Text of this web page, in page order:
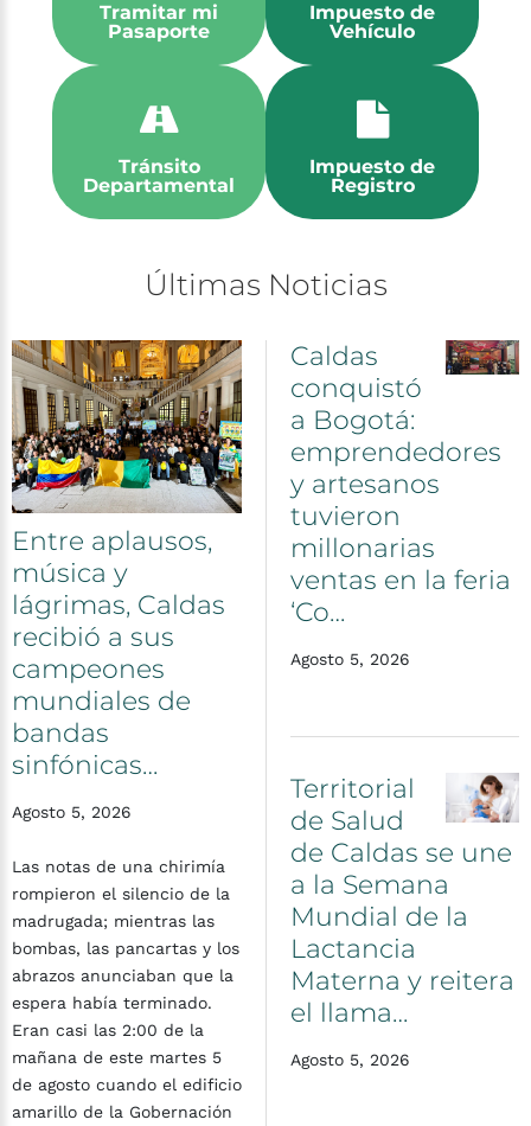
Tramitar mi
Pasaporte
Impuesto de
Vehículo
Tránsito
Departamental
Impuesto de
Registro
Últimas Noticias
Entre aplausos,
música y
lágrimas, Caldas
recibió a sus
campeones
mundiales de
bandas
sinfónicas…
Agosto 5, 2026
Las notas de una chirimía
rompieron el silencio de la
madrugada; mientras las
bombas, las pancartas y los
abrazos anunciaban que la
espera había terminado.
Eran casi las 2:00 de la
mañana de este martes 5
de agosto cuando el edificio
amarillo de la Gobernación
Caldas
conquistó
a Bogotá:
emprendedores
y artesanos
tuvieron
millonarias
ventas en la feria
‘Co…
Agosto 5, 2026
Territorial
de Salud
de Caldas se une
a la Semana
Mundial de la
Lactancia
Materna y reitera
el llama…
Agosto 5, 2026